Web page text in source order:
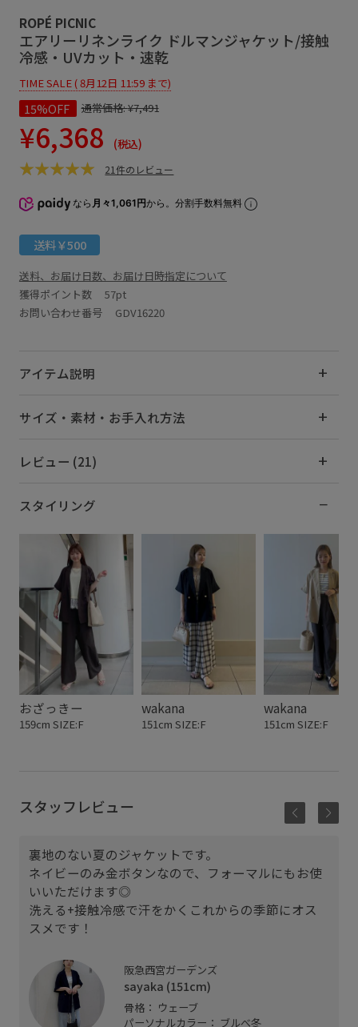
ROPÉ PICNIC
エアリーリネンライク ドルマンジャケット/接触
冷感・UVカット・速乾
TIME SALE ( 8月12日 11:59 まで)
15%OFF 通常価格:¥7,491
¥6,368 (税込)
21件のレビュー
なら 月々1,061円から。分割手数料無料
送料￥500
送料、お届け日数、お届け日時指定について
獲得ポイント数 57pt
お問い合わせ番号 GDV16220
アイテム説明
サイズ・素材・お手入れ方法
レビュー (21)
スタイリング
おざっきー
159cm SIZE:F
wakana
151cm SIZE:F
wakana
151cm SIZE:F
スタッフレビュー
裏地のない夏のジャケットです。
ネイビーのみ金ボタンなので、フォーマルにもお使
いいただけます◎
洗える+接触冷感で汗をかくこれからの季節にオス
スメです！
阪急西宮ガーデンズ
sayaka (151cm)
骨格： ウェーブ
パーソナルカラー： ブルべ冬